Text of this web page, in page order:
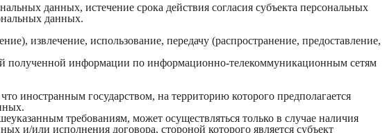
данных, истечение срока действия согласия субъекта персональных
данных.
извлечение, использование, передачу (распространение, предоставление,
полученной информации по информационно-телекоммуникационным сетям
иностранным государством, на территорию которого предполагается
требованиям, может осуществляться только в случае наличия
и/или исполнения договора, стороной которого является субъект